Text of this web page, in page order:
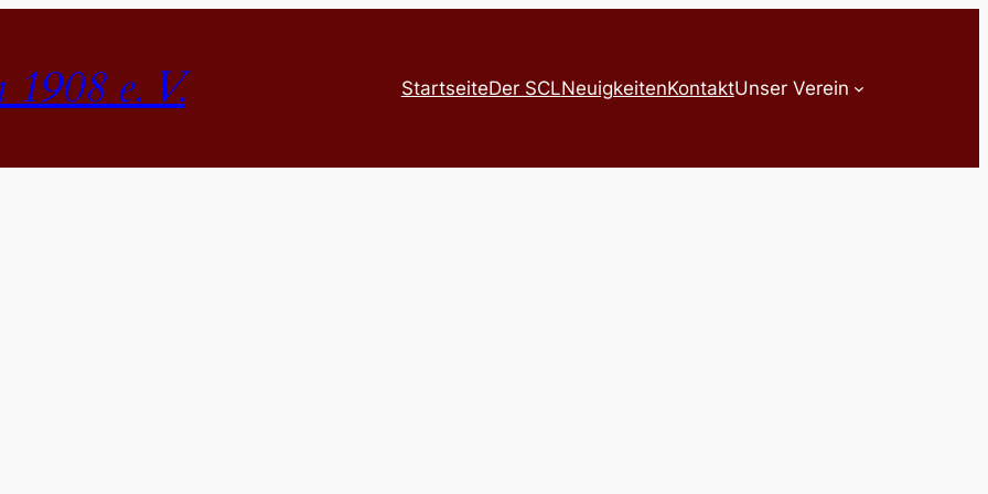
1908 e. V. StartseiteDer SCLNeuigkeitenKontaktUnser Verein